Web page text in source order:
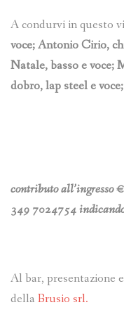
A condurvi in questo
voce; Antonio Cirio,
Natale, basso e voce;
dobro, lap steel e
contributo all’ingresso
349 7024754
Al bar, presentazione
della Brusio srl.